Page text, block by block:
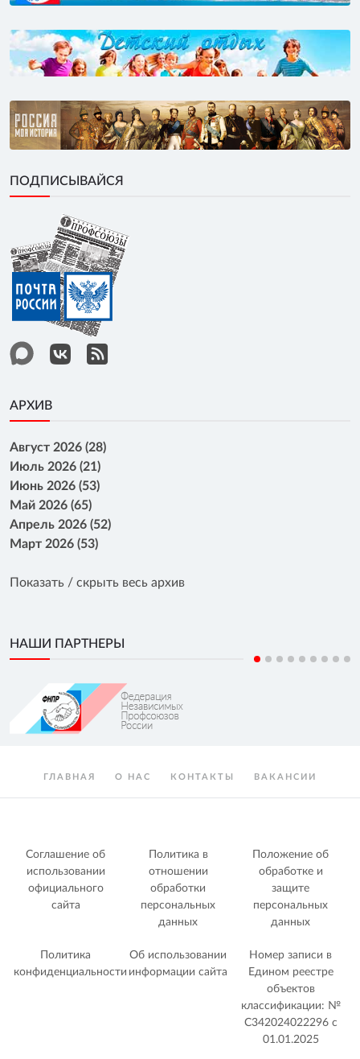
ПОДПИСЫВАЙСЯ
АРХИВ
Август 2026 (28)
Июль 2026 (21)
Июнь 2026 (53)
Май 2026 (65)
Апрель 2026 (52)
Март 2026 (53)
Показать / скрыть весь архив
НАШИ ПАРТНЕРЫ
ГЛАВНАЯ О НАС КОНТАКТЫ ВАКАНСИИ
Соглашение об
использовании
официального
сайта
Политика в
отношении
обработки
персональных
данных
Положение об
обработке и
защите
персональных
данных
Политика
конфиденциальности
Об использовании
информации сайта
Номер записи в
Едином реестре
объектов
классификации: №
С342024022296 c
01.01.2025